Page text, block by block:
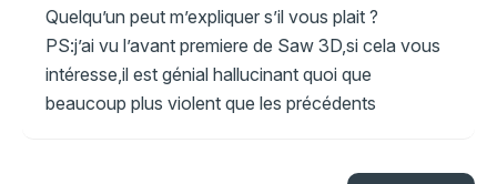
Quelqu’un peut m’expliquer s’il vous plait ?
PS:j’ai vu l’avant premiere de Saw 3D,si cela vous
intéresse,il est génial hallucinant quoi que
beaucoup plus violent que les précédents